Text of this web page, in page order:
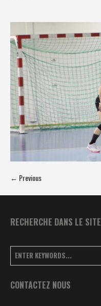
← Previous
RECHERCHE DANS LE SITE
CONTACTEZ NOUS